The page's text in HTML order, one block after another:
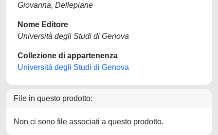
Giovanna, Dellepiane
Nome Editore
Università degli Studi di Genova
Collezione di appartenenza
Università degli Studi di Genova
File in questo prodotto:
Non ci sono file associati a questo prodotto.